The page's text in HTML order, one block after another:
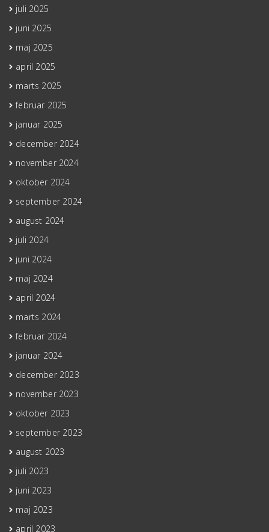
juli 2025
juni 2025
maj 2025
april 2025
marts 2025
februar 2025
januar 2025
december 2024
november 2024
oktober 2024
september 2024
august 2024
juli 2024
juni 2024
maj 2024
april 2024
marts 2024
februar 2024
januar 2024
december 2023
november 2023
oktober 2023
september 2023
august 2023
juli 2023
juni 2023
maj 2023
april 2023